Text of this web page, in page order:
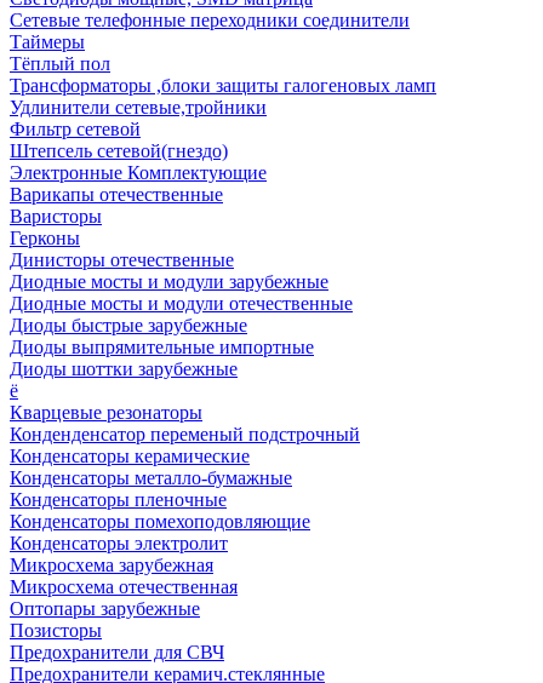
Сетевые телефонные переходники соединители
Таймеры
Тёплый пол
Трансформаторы ,блоки защиты галогеновых ламп
Удлинители сетевые,тройники
Фильтр сетевой
Штепсель сетевой(гнездо)
Электронные Комплектующие
Варикапы отечественные
Варисторы
Герконы
Динисторы отечественные
Диодные мосты и модули зарубежные
Диодные мосты и модули отечественные
Диоды быстрые зарубежные
Диоды выпрямительные импортные
Диоды шоттки зарубежные
ё
Кварцевые резонаторы
Конденденсатор переменый подстрочный
Конденсаторы керамические
Конденсаторы металло-бумажные
Конденсаторы пленочные
Конденсаторы помехоподовляющие
Конденсаторы электролит
Микросхема зарубежная
Микросхема отечественная
Оптопары зарубежные
Позисторы
Предохранители для СВЧ
Предохранители керамич.стеклянные